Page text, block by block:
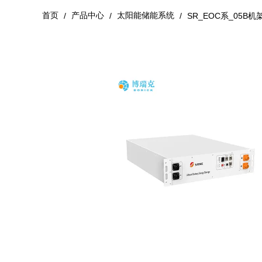
首页 / 产品中心 / 太阳能储能系统 / SR_EOC系_05B机